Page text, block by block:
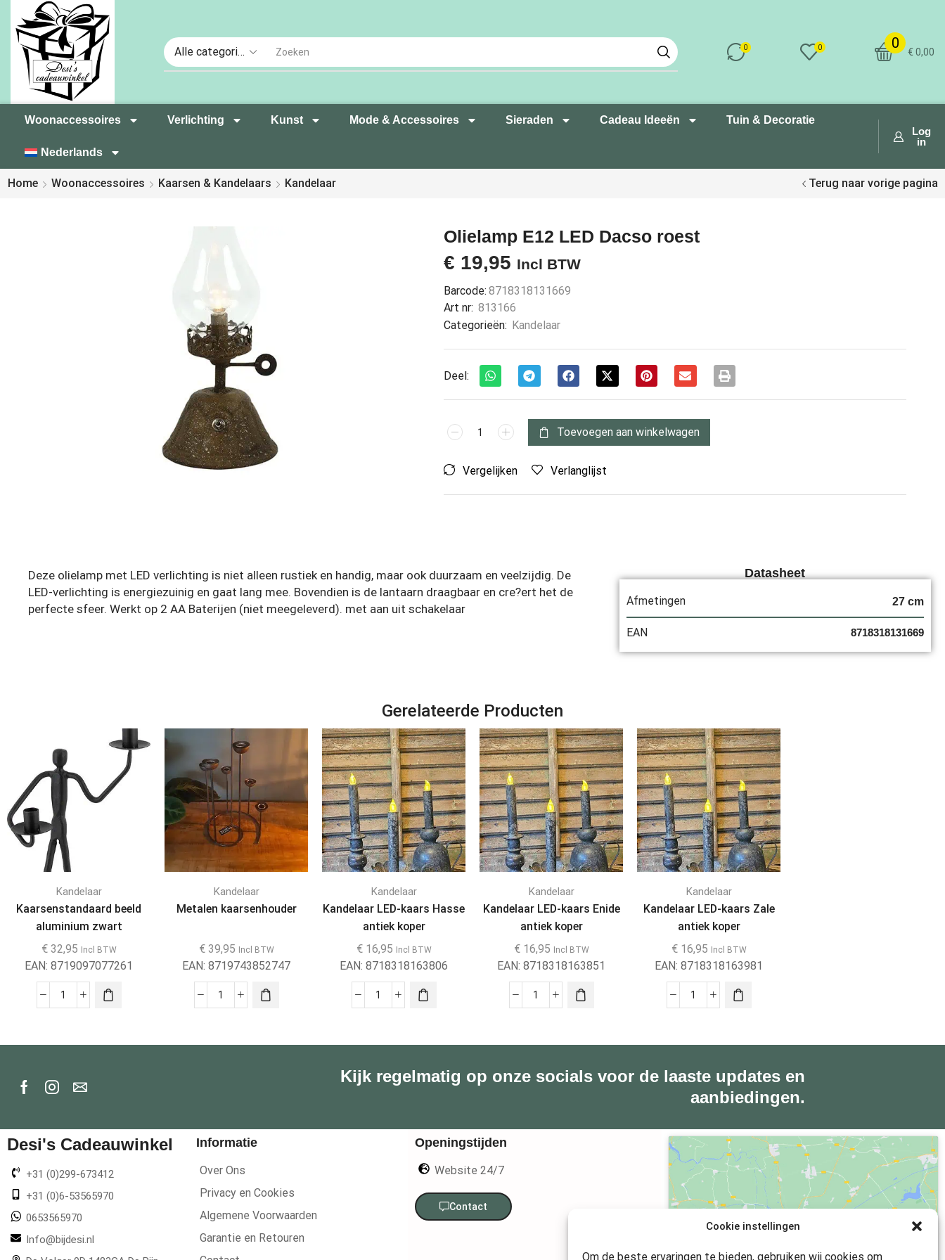
Cookie instellingen
Om de beste ervaringen te bieden, gebruiken wij cookies om
0 0 0
€0,00
Log
in
Woonaccessoires Verlichting Kunst Mode & Accessoires Sieraden Cadeau Ideeën Tuin & Decoratie
Nederlands
Home Woonaccessoires Kaarsen & Kandelaars Kandelaar Terug naar vorige pagina
Olielamp E12 LED Dacso roest
€ 19,95 Incl BTW
Barcode: 8718318131669
Art nr: 813166
Categorieën: Kandelaar
Deel:
Toevoegen aan winkelwagen
Vergelijken Verlanglijst
Deze olielamp met LED verlichting is niet alleen rustiek en handig, maar ook duurzaam en veelzijdig. De
LED-verlichting is energiezuinig en gaat lang mee. Bovendien is de lantaarn draagbaar en cre?ert het de
perfecte sfeer. Werkt op 2 AA Baterijen (niet meegeleverd). met aan uit schakelaar
Datasheet
Afmetingen 27 cm
EAN 8718318131669
Gerelateerde Producten
Kandelaar
Kaarsenstandaard beeld
aluminium zwart
€32,95 Incl BTW
EAN: 8719097077261
Kandelaar
Metalen kaarsenhouder
€39,95 Incl BTW
EAN: 8719743852747
Kandelaar
Kandelaar LED-kaars Hasse
antiek koper
€16,95 Incl BTW
EAN: 8718318163806
Kandelaar
Kandelaar LED-kaars Enide
antiek koper
€16,95 Incl BTW
EAN: 8718318163851
Kandelaar
Kandelaar LED-kaars Zale
antiek koper
€16,95 Incl BTW
EAN: 8718318163981
Kijk regelmatig op onze socials voor de laaste updates en
aanbiedingen.
Desi's Cadeauwinkel
+31 (0)299-673412
+31 (0)6-53565970
0653565970
Info@bijdesi.nl
Informatie
Over Ons
Privacy en Cookies
Algemene Voorwaarden
Garantie en Retouren
Openingstijden
Website 24/7
Contact
Klik om marketing cookies te accepteren